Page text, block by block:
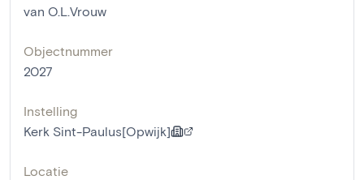
van O.L.Vrouw
Objectnummer
2027
Instelling
Kerk Sint-Paulus[Opwijk]
Locatie